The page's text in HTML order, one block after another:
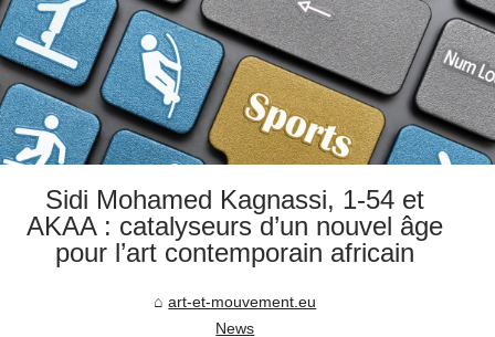
Sidi Mohamed Kagnassi, 1‑54 et
AKAA : catalyseurs d’un nouvel âge
pour l’art contemporain africain
art-et-mouvement.eu
News